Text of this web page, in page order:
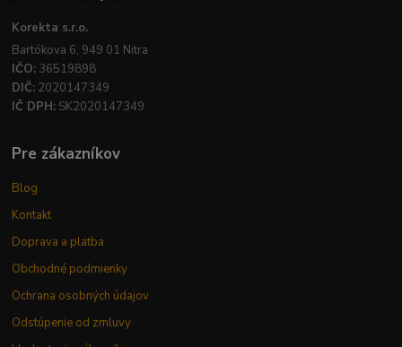
Korekta s.r.o.
Bartókova 6, 949 01 Nitra
IČO: 36519898
DIČ: 2020147349
IČ DPH: SK2020147349
Pre zákazníkov
Blog
Kontakt
Doprava a platba
Obchodné podmienky
Ochrana osobných údajov
Odstúpenie od zmluvy